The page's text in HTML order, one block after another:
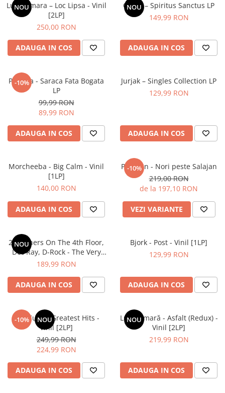
NOU
Luna Amara – Loc Lipsa - Vinil
[2LP]
250,00 RON
ADAUGA IN COS
NOU
Cargo – Spiritus Sanctus LP
149,99 RON
ADAUGA IN COS
-10%
Paulina - Saraca Fata Bogata
LP
99,99 RON
89,99 RON
ADAUGA IN COS
Jurjak – Singles Collection LP
129,99 RON
ADAUGA IN COS
Morcheeba - Big Calm - Vinil
[1LP]
140,00 RON
ADAUGA IN COS
-10%
Partizan - Nori peste Salajan
219,00 RON
de la 197,10 RON
VEZI VARIANTE
NOU
2 Brothers On The 4th Floor,
Des'Ray, D-Rock - The Very
Best Of - 30th Anniversary
189,99 RON
ADAUGA IN COS
Bjork - Post - Vinil [1LP]
129,99 RON
ADAUGA IN COS
-10% NOU
The Cure – Greatest Hits -
Vinil [2LP]
249,99 RON
224,99 RON
ADAUGA IN COS
NOU
Luna Amară - Asfalt (Redux) -
Vinil [2LP]
219,99 RON
ADAUGA IN COS